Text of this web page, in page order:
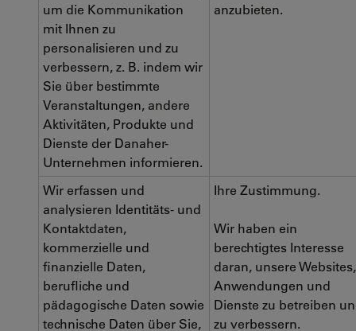
um die Kommunikation
mit Ihnen zu
personalisieren und zu
verbessern, z. B. indem wir
Sie über bestimmte
Veranstaltungen, andere
Aktivitäten, Produkte und
Dienste der Danaher-
Unternehmen informieren.
anzubieten.
Wir erfassen und
analysieren Identitäts- und
Kontaktdaten,
kommerzielle und
finanzielle Daten,
berufliche und
pädagogische Daten sowie
technische Daten über Sie,
Ihre Zustimmung.
Wir haben ein
berechtigtes Interesse
daran, unsere Websites,
Anwendungen und
Dienste zu betreiben
zu verbessern.